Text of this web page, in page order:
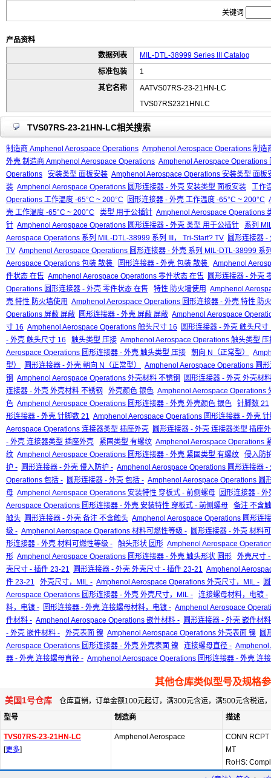
关键词
产品资料
数据列表
MIL-DTL-38999 Series III Catalog
标准包装
1
其它名称
AATVS07RS-23-21HN-LC
TVS07RS2321HNLC
TVS07RS-23-21HN-LC相关搜索
制造商 Amphenol Aerospace Operations Amphenol Aerospace Operations 制
外壳 制造商 Amphenol Aerospace Operations Amphenol Aerospace Operations
Operations
安装类型 面板安装 Amphenol Aerospace Operations 安装类型 面板
装 Amphenol Aerospace Operations 圆形连接器 - 外壳 安装类型 面板安装
工作
Operations 工作温度 -65°C ~ 200°C
圆形连接器 - 外壳 工作温度 -65°C ~ 200°C
壳 工作温度 -65°C ~ 200°C
类型 用于公插针 Amphenol Aerospace Operations
针 Amphenol Aerospace Operations 圆形连接器 - 外壳 类型 用于公插针
系列
Aerospace Operations 系列 MIL-DTL-38999 系列 III， Tri-Start? TV 圆形连接器
TV Amphenol Aerospace Operations 圆形连接器 - 外壳 系列 MIL-DTL-38999 系
Aerospace Operations 包装 散装
圆形连接器 - 外壳 包装 散装
Amphenol
件状态 在售 Amphenol Aerospace Operations 零件状态 在售
圆形连接器 - 外壳
Operations 圆形连接器 - 外壳 零件状态 在售
特性 防火墙使用 Amphenol
壳 特性 防火墙使用 Amphenol Aerospace Operations 圆形连接器 - 外壳 特性 防
Operations 屏蔽 屏蔽 圆形连接器 - 外壳 屏蔽 屏蔽 Amphenol Aerospace
寸 16 Amphenol Aerospace Operations 触头尺寸 16
圆形连接器 - 外壳 触头尺寸
- 外壳 触头尺寸 16
触头类型 压接 Amphenol Aerospace Operations 触头类型 压
Aerospace Operations 圆形连接器 - 外壳 触头类型 压接
朝向 N（正常型）
型）
圆形连接器 - 外壳 朝向 N（正常型）
Amphenol Aerospace Operations 圆
钢 Amphenol Aerospace Operations 外壳材料 不锈钢
圆形连接器 - 外壳 外壳材
连接器 - 外壳 外壳材料 不锈钢
外壳颜色 银色 Amphenol Aerospace Operations
色 Amphenol Aerospace Operations 圆形连接器 - 外壳 外壳颜色 银色
针脚数 21
形连接器 - 外壳 针脚数 21 Amphenol Aerospace Operations 圆形连接器 - 外壳
Aerospace Operations 连接器类型 插座外壳 圆形连接器 - 外壳 连接器类型 插座
- 外壳 连接器类型 插座外壳
紧固类型 有螺纹 Amphenol Aerospace Operations
纹 Amphenol Aerospace Operations 圆形连接器 - 外壳 紧固类型 有螺纹
侵入防
护 - 圆形连接器 - 外壳 侵入防护 - Amphenol Aerospace Operations 圆形连接器 -
Operations 包括 - 圆形连接器 - 外壳 包括 - Amphenol Aerospace Operations 圆
母 Amphenol Aerospace Operations 安装特性 穿板式 - 前侧螺母 圆形连接器 -
Aerospace Operations 圆形连接器 - 外壳 安装特性 穿板式 - 前侧螺母
备注 不含
触头 圆形连接器 - 外壳 备注 不含触头 Amphenol Aerospace Operations 圆形连
级 - Amphenol Aerospace Operations 材料可燃性等级 - 圆形连接器 - 外壳 材料
形连接器 - 外壳 材料可燃性等级 -
触头形状 圆形 Amphenol Aerospace
形 Amphenol Aerospace Operations 圆形连接器 - 外壳 触头形状 圆形
外壳尺寸
壳尺寸 - 插件 23-21
圆形连接器 - 外壳 外壳尺寸 - 插件 23-21 Amphenol
件 23-21
外壳尺寸，MIL - Amphenol Aerospace Operations 外壳尺寸，MIL -
Aerospace Operations 圆形连接器 - 外壳 外壳尺寸，MIL -
连接螺母材料，电镀 -
料，电镀 - 圆形连接器 - 外壳 连接螺母材料，电镀 - Amphenol Aerospace
件材料 - Amphenol Aerospace Operations 嵌件材料 - 圆形连接器 - 外壳 嵌件材
- 外壳 嵌件材料 -
外壳表面 镍 Amphenol Aerospace Operations 外壳表面 镍 圆
Aerospace Operations 圆形连接器 - 外壳 外壳表面 镍
连接螺母直径 - Amphenol
器 - 外壳 连接螺母直径 - Amphenol Aerospace Operations 圆形连接器 - 外壳 连
其他仓库类似型号及规格
美国1号仓库 仓库直销，订单金额100元起订，满300元含运，满500元含税运
型号
制造商 描述
TVS07RS-23-21HN-LC
[更多]
Amphenol Aerospace
CONN
MT
RoHS: